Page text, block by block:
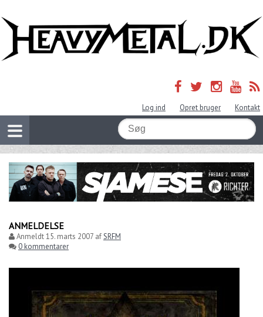
Log ind Opret bruger Kontakt
ANMELDELSE
Anmeldt15. marts 2007 afSRFM
0 kommentarer